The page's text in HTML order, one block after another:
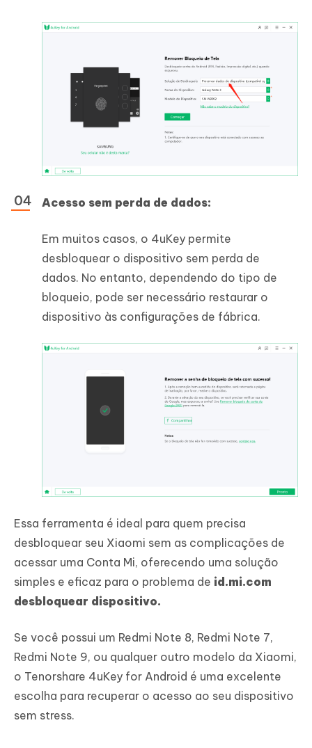
Acesso sem perda de dados:
Em muitos casos, o 4uKey permite
desbloquear o dispositivo sem perda de
dados. No entanto, dependendo do tipo de
bloqueio, pode ser necessário restaurar o
dispositivo às configurações de fábrica.
Essa ferramenta é ideal para quem precisa
desbloquear seu Xiaomi sem as complicações de
acessar uma Conta Mi, oferecendo uma solução
simples e eficaz para o problema de id.mi.com
desbloquear dispositivo.
Se você possui um Redmi Note 8, Redmi Note 7,
Redmi Note 9, ou qualquer outro modelo da Xiaomi,
o Tenorshare 4uKey for Android é uma excelente
escolha para recuperar o acesso ao seu dispositivo
sem stress.